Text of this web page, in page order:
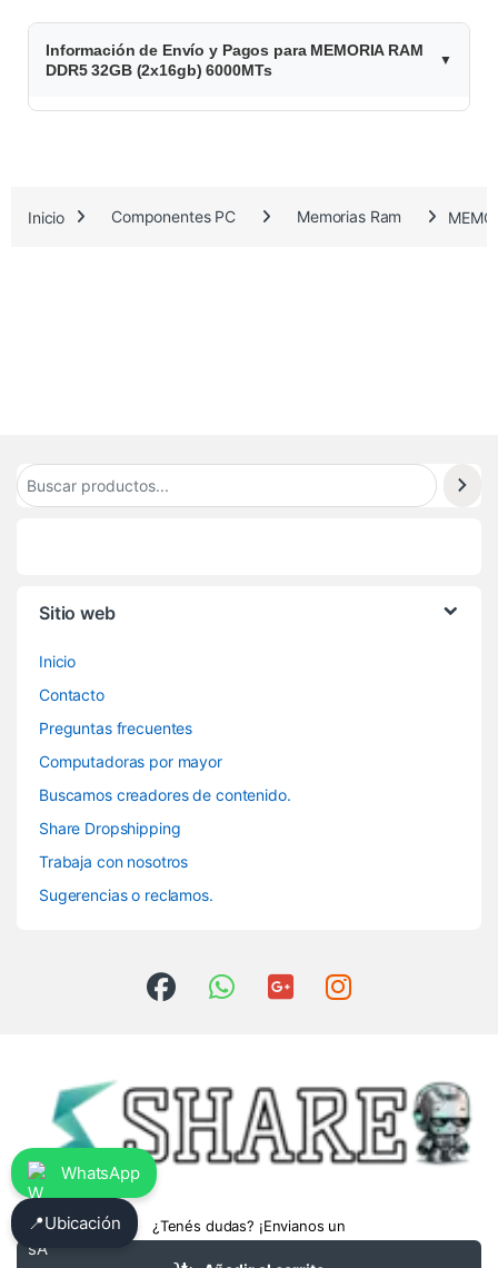
$
9
7
.
Información de Envío y Pagos para MEMORIA RAM
DDR5 32GB (2x16gb) 6000MTs
Inicio Componentes PC Memorias Ram
Sitio web
Inicio
Contacto
Preguntas frecuentes
Computadoras por mayor
Buscamos creadores de contenido.
Share Dropshipping
Trabaja con nosotros
Sugerencias o reclamos.
¿Tenés dudas? ¡Envianos un
whatsapp!
WhatsApp
📍Ubicación